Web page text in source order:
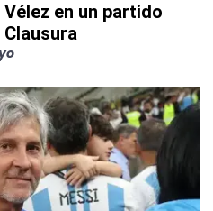
en un partido